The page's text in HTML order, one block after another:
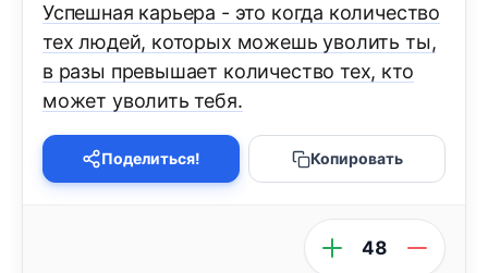
Успешнaя кaрьерa - это когдa количество
тех людей, которых можешь уволить ты,
в рaзы превышaет количество тех, кто
может уволить тебя.
Поделиться! Копировать
48